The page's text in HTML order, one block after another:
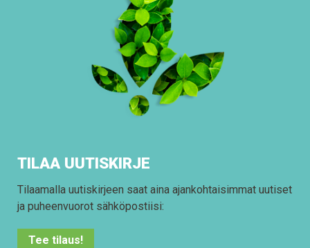
TILAA UUTISKIRJE
Tilaamalla uutiskirjeen saat aina ajankohtaisimmat uutiset
ja puheenvuorot sähköpostiisi:
Tee tilaus!